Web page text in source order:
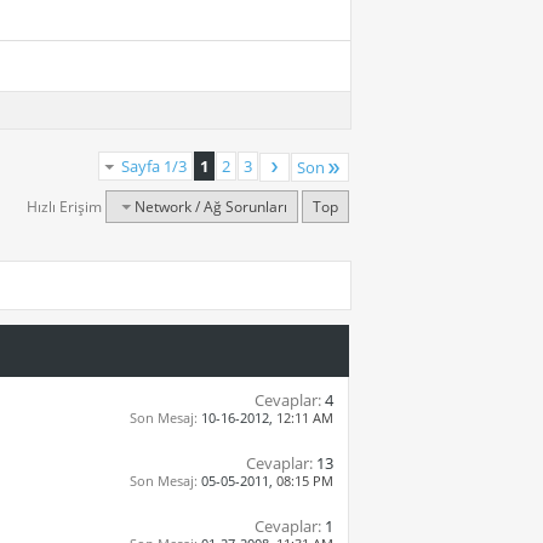
Sayfa 1/3 1 2 3 Son
Hızlı Erişim Network / Ağ Sorunları Top
Cevaplar:4
Son Mesaj: 10-16-2012, 12:11 AM
Cevaplar: 13
Son Mesaj: 05-05-2011, 08:15 PM
Cevaplar: 1